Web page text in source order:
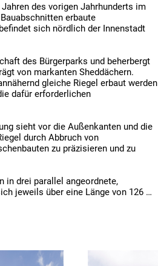
des vorigen Jahrhunderts im
erbaute
sich nördlich der Innenstadt
des Bürgerparks und beherbergt
von markanten Sheddächern.
gleiche Riegel erbaut werden
dafür erforderlichen
sieht vor die Außenkanten und die
durch Abbruch von
zu präzisieren und zu
in drei parallel angeordnete,
jeweils über eine Länge von 126 m
Die vorhandene Struktur wird